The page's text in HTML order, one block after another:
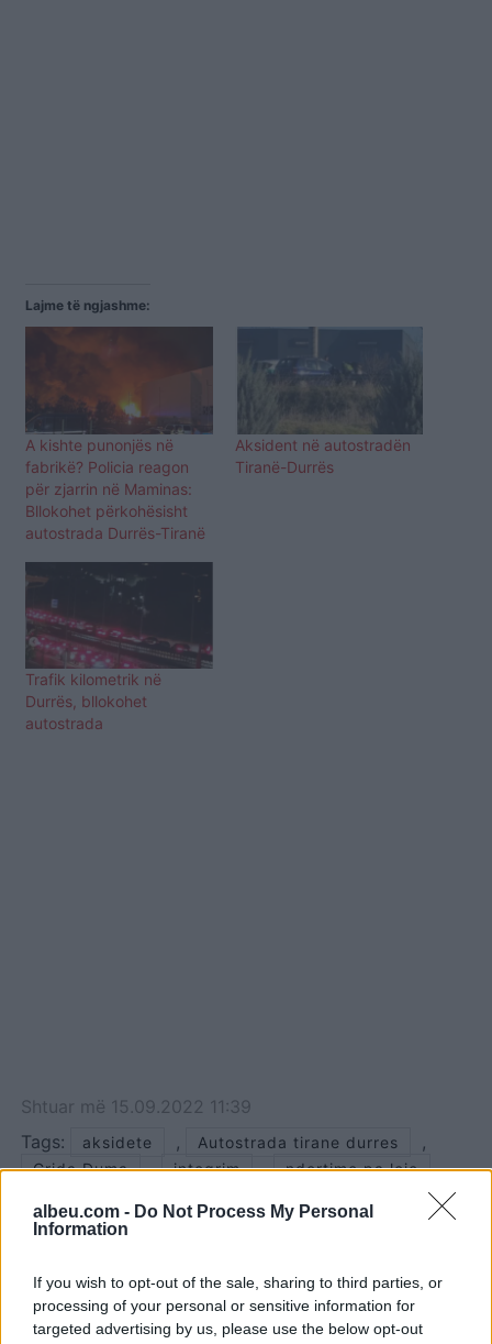
albeu.com - Do Not Process My Personal
Information
If you wish to opt-out of the sale, sharing to third parties, or
processing of your personal or sensitive information for
targeted advertising by us, please use the below opt-out
Lajme të ngjashme:
A kishte punonjës në
fabrikë? Policia reagon
për zjarrin në Maminas:
Bllokohet përkohësisht
autostrada Durrës-Tiranë
Aksident në autostradën
Tiranë-Durrës
Trafik kilometrik në
Durrës, bllokohet
autostrada
Shtuar më 15.09.2022 11:39
Tags:
aksidete , Autostrada tirane durres ,
Grida Duma , integrim , ndertime pa leje